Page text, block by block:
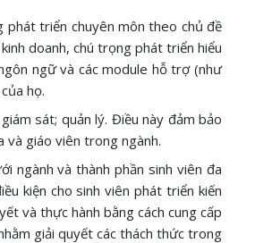
phát triển chuyên môn theo chủ đề
doanh, chú trọng phát triển hiểu
ngữ và các module hỗ trợ (như
họ.
sát; quản lý. Điều này đảm bảo
và giáo viên trong ngành.
ngành và thành phần sinh viên đa
kiện cho sinh viên phát triển kiến
và thực hành bằng cách cung cấp
giải quyết các thách thức trong